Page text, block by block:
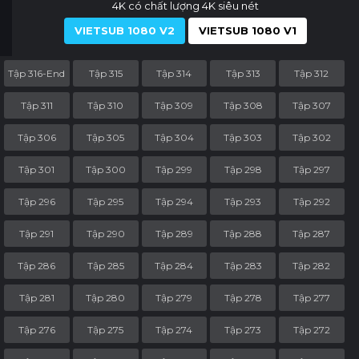
4K có chất lượng 4K siêu nét
VIETSUB 1080 V2
VIETSUB 1080 V1
Tập 316-End Tập 315 Tập 314 Tập 313 Tập 312
Tập 311 Tập 310 Tập 309 Tập 308 Tập 307
Tập 306 Tập 305 Tập 304 Tập 303 Tập 302
Tập 301 Tập 300 Tập 299 Tập 298 Tập 297
Tập 296 Tập 295 Tập 294 Tập 293 Tập 292
Tập 291 Tập 290 Tập 289 Tập 288 Tập 287
Tập 286 Tập 285 Tập 284 Tập 283 Tập 282
Tập 281 Tập 280 Tập 279 Tập 278 Tập 277
Tập 276 Tập 275 Tập 274 Tập 273 Tập 272